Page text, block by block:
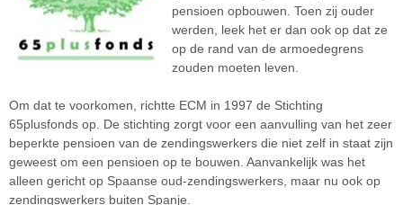
pensioen opbouwen. Toen zij ouder
werden, leek het er dan ook op dat ze
op de rand van de armoedegrens
zouden moeten leven.
Om dat te voorkomen, richtte ECM in 1997 de Stichting
65plusfonds op. De stichting zorgt voor een aanvulling van het zeer
beperkte pensioen van de zendingswerkers die niet zelf in staat zijn
geweest om een pensioen op te bouwen. Aanvankelijk was het
alleen gericht op Spaanse oud-zendingswerkers, maar nu ook op
zendingswerkers buiten Spanje.